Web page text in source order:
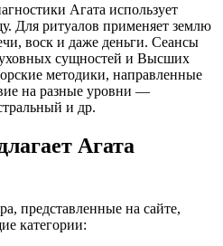
Агата использует
Для ритуалов применяет землю
воск и даже деньги. Сеансы
сущностей и Высших
методики, направленные
на разные уровни —
и др.
Агата
представленные на сайте,
категории: